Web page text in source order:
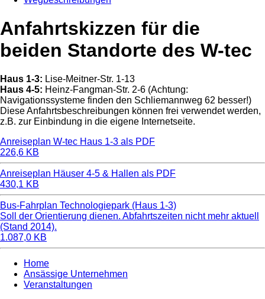
Anfahrtskizzen für die
beiden Standorte des W-tec
Haus 1-3: Lise-Meitner-Str. 1-13
Haus 4-5: Heinz-Fangman-Str. 2-6 (Achtung:
Navigationssysteme finden den Schliemannweg 62 besser!)
Diese Anfahrtsbeschreibungen können frei verwendet werden,
z.B. zur Einbindung in die eigene Internetseite.
Anreiseplan W-tec Haus 1-3 als PDF
226,6 KB
Anreiseplan Häuser 4-5 & Hallen als PDF
430,1 KB
Bus-Fahrplan Technologiepark (Haus 1-3)
Soll der Orientierung dienen. Abfahrtszeiten nicht mehr aktuell
(Stand 2014).
1.087,0 KB
Home
Ansässige Unternehmen
Veranstaltungen